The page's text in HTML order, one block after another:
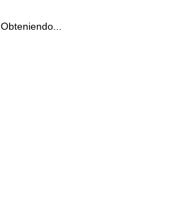
Obteniendo...